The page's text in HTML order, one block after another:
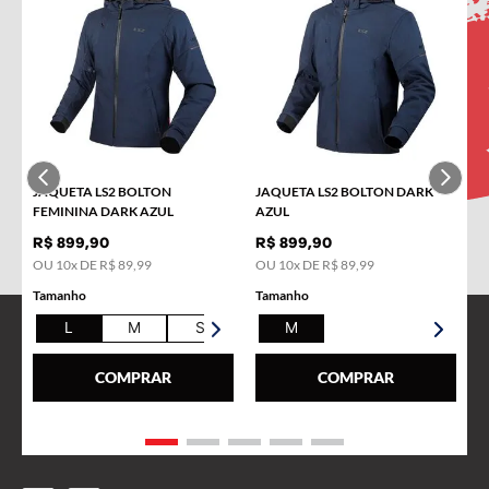
JAQUETA LS2 BOLTON
FEMININA DARK AZUL
R$ 899,90
OU 10x DE R$89 99
Tamanho
L M S
COMPRAR
JAQUETA LS2 BOLTON DARK
AZUL
R$ 899,90
OU 10x DE R$89 99
Tamanho
M
COMPRAR
em primeira mão!
E-mail